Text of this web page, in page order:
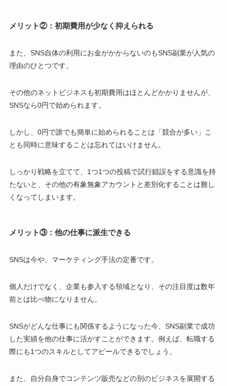
メリット②：初期費用が少なく抑えられる
また、SNS自体の利用にお金がかからないのもSNS副業が人気の
理由のひとつです。
その他のネットビジネスも初期費用はほとんどかかりませんが、
SNSなら0円で始められます。
しかし、0円で誰でも簡単に始められることは「競合が多い」こ
とも同時に意味することは忘れてはいけません。
しっかり戦略を立てて、1つ1つの投稿で試行錯誤をする意識を持
たないと、その他の有象無象アカウントと差別化することは難し
くなってしまいます。
メリット③：他の仕事に派生できる
SNSは今や、マーケティング手法の定番です。
個人だけでなく、企業も参入する領域となり、その注目度は数年
前とは比べ物になりません。
SNSがどんな仕事にも関係するようになった今、SNS副業で成功
した実績を他の仕事に活かすことができます。例えば、転職する
際にも1つのスキルとしてアピールできるでしょう。
また、自分自身でコンテンツ販売などの別のビジネスを展開する